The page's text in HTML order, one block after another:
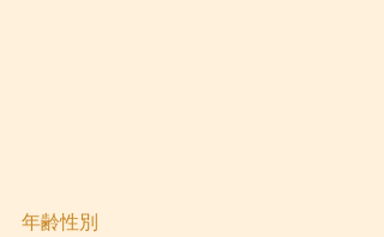
年齢性別